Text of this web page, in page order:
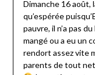
Dimanche 16 août,
qu’espérée
pauvre, il n’a pas
mangé ou a eu un
rendort assez vite
parents de tout